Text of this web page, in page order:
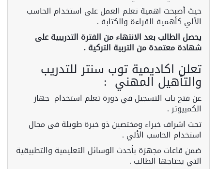
حيث أصبحت اهمية تعلم العمل على استخدام الحاسب
الألي كأهمية القراءة والكتابة .
يحصل الطالب بعد الانتهاء من الفترة التدريبية على
شهادة معتمدة من التربية التركية .
تعلن اكاديمية توب سنتر للتدريب
والتأهيل المهني :
عن فتح باب التسجيل في دورة تعلم استخدام جهاز
الكمبيوتر .
تحت اشراف خبراء ومختصين ذو خبرة طويلة في مجال
استخدام الحاسب الألي .
ضمن قاعات مجهزة بأحدث الوسائل التعليمية والتطبيقية
التي يحتاجها الطالب .